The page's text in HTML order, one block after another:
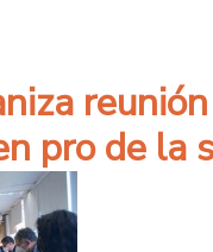
pro de la